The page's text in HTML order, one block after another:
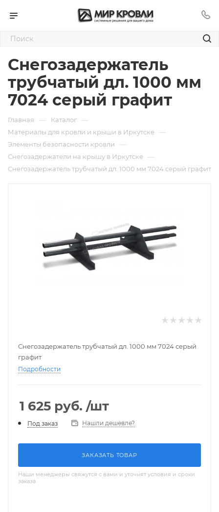
Снегозадержатель
трубчатый дл. 1000 мм
7024 серый графит
Главная — Каталог —
Материалы для кровли и крыши в Иркутске —
Элементы безопасности кровли —
Снегозадержатели на крышу в Иркутске —
Снегозадержатель трубчатый дл. 1000 мм 7024 серый графит
Снегозадержатель трубчатый дл. 1000 мм 7024 серый
графит
Подробности
1 625 руб. /шт
Под заказ Нашли дешевле?
ЗАКАЗАТЬ ТОВАР
Наши менеджеры свяжутся с вами и уточнят условия и сроки
заказа